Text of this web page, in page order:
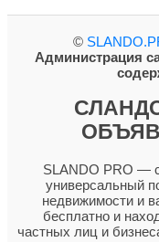
©
Администрация
SLANDO PRO —
универсальный
недвижимости и
бесплатно и
частных лиц и